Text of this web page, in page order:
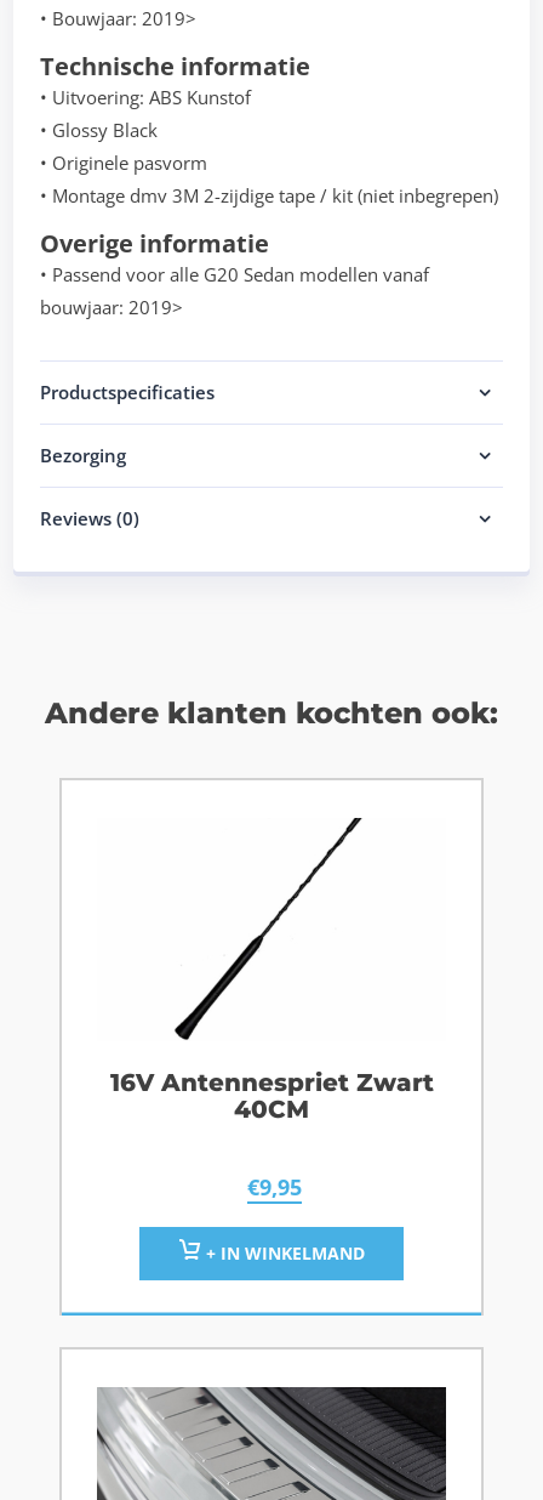
• Bouwjaar: 2019>
Technische informatie
• Uitvoering: ABS Kunstof
• Glossy Black
• Originele pasvorm
• Montage dmv 3M 2-zijdige tape / kit (niet inbegrepen)
Overige informatie
• Passend voor alle G20 Sedan modellen vanaf
bouwjaar: 2019>
Productspecificaties
Bezorging
Reviews (0)
Andere klanten kochten ook:
16V Antennespriet Zwart
40CM
€9,95
+ IN WINKELMAND